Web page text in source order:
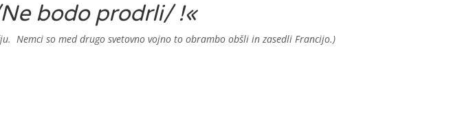
bodo prodrli/ !«
Nemci so med drugo svetovno vojno to obrambo obšli in zasedli Francijo.)